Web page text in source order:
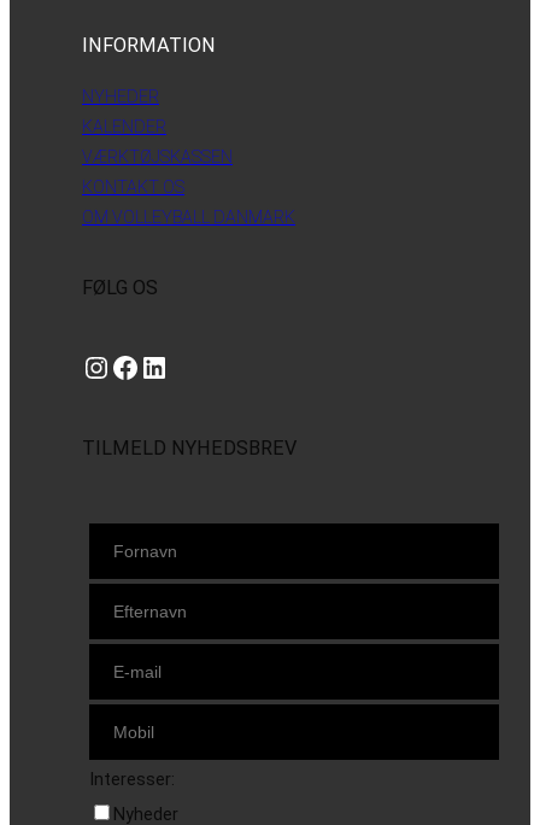
INFORMATION
NYHEDER
KALENDER
VÆRKTØJSKASSEN
KONTAKT OS
OM VOLLEYBALL DANMARK
FØLG OS
Instagram https://www.facebook.com/danishbeachvolleytour LinkedIn
TILMELD NYHEDSBREV
Interesser:
Nyheder